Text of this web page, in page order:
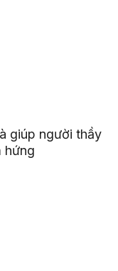
giúp người thầy
hứng